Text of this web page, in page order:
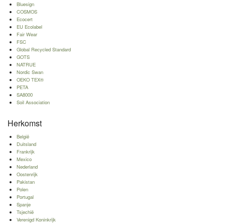
Bluesign
COSMOS
Ecocert
EU Ecolabel
Fair Wear
FSC
Global Recycled Standard
GOTS
NATRUE
Nordic Swan
OEKO TEX®
PETA
SA8000
Soil Association
Herkomst
België
Duitsland
Frankrijk
Mexico
Nederland
Oostenrijk
Pakistan
Polen
Portugal
Spanje
Tsjechië
Verenigd Koninkrijk